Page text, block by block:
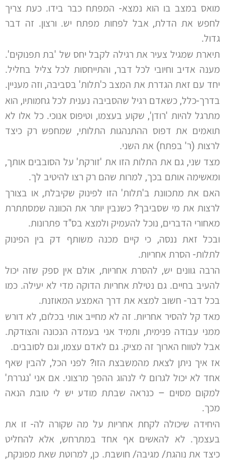
מואס במצב בו הוא נמצא- המפתח כבר בידו. כעת צריך
לחפש את הדלת, אבל לפחות מפתח יש. ורצון. זה דבר
גדול.
תיארת שמגיל צעיר את רגילה לקבל יחס של 'בת תפנוקים'.
מענה אדיב וחיובי לכל דבר, והתייחסות לכל צליל בחליל.
יחד עם זאת הגדרת את המצב כ'תלות' בסביבה, וזה מעניין.
בדרך-כלל, כשאדם רגיל שהסביבה נענית לכל גחמותיו, הוא
מתרגל להיות 'רודן', שקוע בעצמו, וטיפוס אנוכי. כל אלו לא
תואמים את דפוס ההתנהגות התלותי, שמחפש רק כיצד
לרצות (ר' בפתח) את השני.
מצד שני, גם את התלות הזו את 'זורקת' על הסובבים אותך,
ומאשימה אותם בכך, למרות שהם רק רצו להיטיב לך.
האם את מתכוונת ב'תלות' הזו לפינוק שקיבלת, או בצורך
לרצות את מי שסביבך? כשנבין יותר את הכוונה שמסתתרת
מאחורי הדברים, נוכל להעמיק ולמצא בס"ד פתרונות.
ובכל זאת ננסה, כי קיים מכנה משותף דק בין הפינוק
לתלות- הסרת אחריות.
הרבה גוונים יש, להסרת אחריות, אולם אין ספק שזה יכול
להעיב בחיים. גם נטילת אחריות הדוקה מדי לא יעילה. כמו
בכל דבר- חשוב למצא את דרך האמצע המאוזנת.
מאד קל להסיר אחריות. זה לא מחייב אותי בכלום, לא דורש
ממני עבודה פנימית, ותמיד אני בעמדה הנכונה והצודקת.
אבל לטווח הארוך זה מציק. גם לאדם עצמו, וגם לסובבים.
אז איך ניתן לצאת מהמשבצת הזו? לפני הכל, להבין שאף
אחד לא יכול לגרום לי לנהוג ההפך מרצוני. אם אני 'נגררת'
למקום מסוים – כנראה שבתת מודע יש לי טובת הנאה
מכך.
היחידה שיכולה לקחת אחריות על מה שקורה לה- זו את
בעצמך. לא להאשים אף אחד במתרחש, אלא להחליט
כיצד את נוהגת/ מגיבה/ חושבת. כן, למרוטת שאת מפונקת,